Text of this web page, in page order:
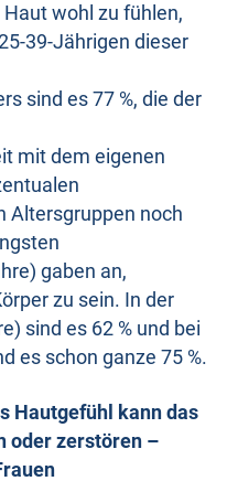
wohl zu fühlen,
39-Jährigen dieser
sind es 77 %, die der
mit dem eigenen
Altersgruppen noch
gaben an,
zu sein. In der
sind es 62 % und bei
es schon ganze 75 %.
Hautgefühl kann das
oder zerstören –